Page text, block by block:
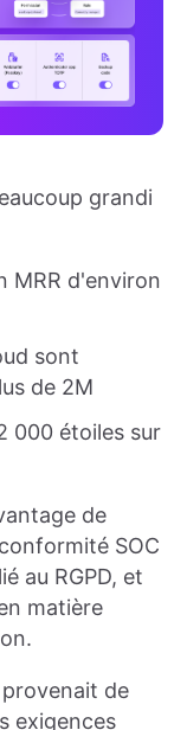
grandi
MRR d'environ
sont
de 2M
000 étoiles sur
de
SOC
au RGPD, et
matière
de
exigences